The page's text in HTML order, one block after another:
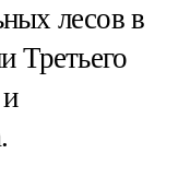
лесов в
Третьего